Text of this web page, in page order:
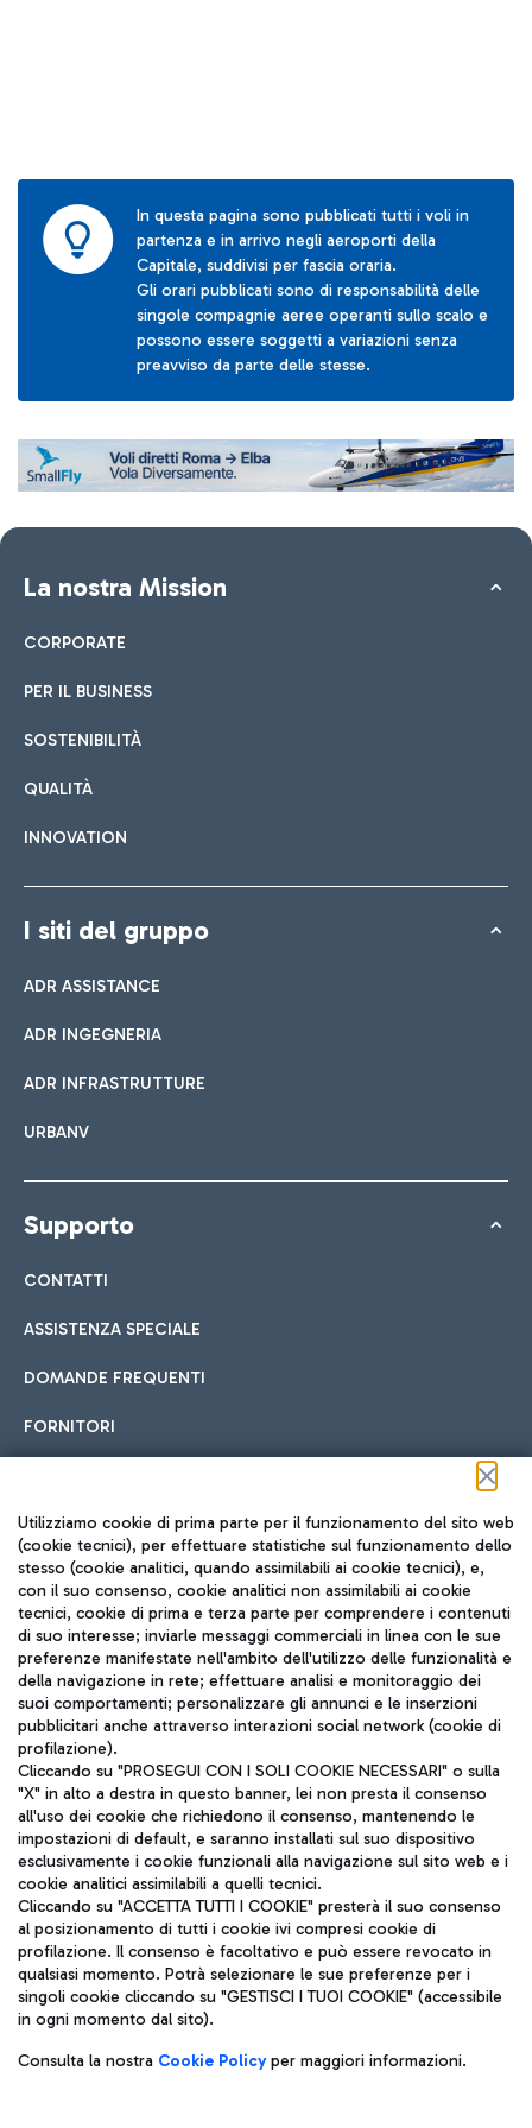
In questa pagina sono pubblicati tutti i voli in
partenza e in arrivo negli aeroporti della
Capitale, suddivisi per fascia oraria.
Gli orari pubblicati sono di responsabilità delle
singole compagnie aeree operanti sullo scalo e
possono essere soggetti a variazioni senza
preavviso da parte delle stesse.
La nostra Mission
CORPORATE
PER IL BUSINESS
SOSTENIBILITÀ
QUALITÀ
INNOVATION
I siti del gruppo
ADR ASSISTANCE
ADR INGEGNERIA
ADR INFRASTRUTTURE
URBANV
Supporto
CONTATTI
ASSISTENZA SPECIALE
DOMANDE FREQUENTI
FORNITORI
Seguici sui social
TRAVEL JOURNAL
ITA
Aeroporti di Roma S.p.A. - Società soggetta a direzione e
coordinamento di Mundys S.p.A.
Codice fiscale e Registro delle Imprese di Roma 13032990155 P.
IVA 06572251004
Capitale sociale 62.224.743,00 int. vers.
Sede legale: Via Pier Paolo Racchetti 1 - 00054 Fiumicino (RM)
telefono +39 06 65951
Privacy policy
Note legali
Utilizziamo cookie di prima parte per il funzionamento del sito web
(cookie tecnici), per effettuare statistiche sul funzionamento dello
stesso (cookie analitici, quando assimilabili ai cookie tecnici), e,
con il suo consenso, cookie analitici non assimilabili ai cookie
tecnici, cookie di prima e terza parte per comprendere i contenuti
di suo interesse; inviarle messaggi commerciali in linea con le sue
preferenze manifestate nell'ambito dell'utilizzo delle funzionalità e
della navigazione in rete; effettuare analisi e monitoraggio dei
suoi comportamenti; personalizzare gli annunci e le inserzioni
pubblicitari anche attraverso interazioni social network (cookie di
profilazione).
Cliccando su "PROSEGUI CON I SOLI COOKIE NECESSARI" o sulla
"X" in alto a destra in questo banner, lei non presta il consenso
all'uso dei cookie che richiedono il consenso, mantenendo le
impostazioni di default, e saranno installati sul suo dispositivo
esclusivamente i cookie funzionali alla navigazione sul sito web e i
cookie analitici assimilabili a quelli tecnici.
Cliccando su "ACCETTA TUTTI I COOKIE" presterà il suo consenso
al posizionamento di tutti i cookie ivi compresi cookie di
profilazione. Il consenso è facoltativo e può essere revocato in
qualsiasi momento. Potrà selezionare le sue preferenze per i
singoli cookie cliccando su "GESTISCI I TUOI COOKIE" (accessibile
in ogni momento dal sito).
Consulta la nostra Cookie Policyper maggiori informazioni.